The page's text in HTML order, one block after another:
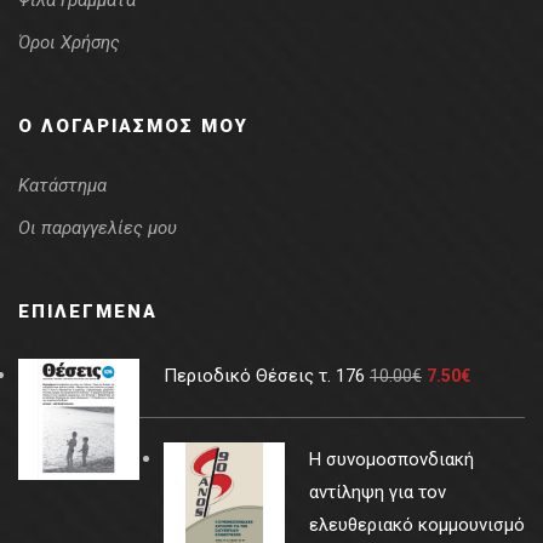
Όροι Χρήσης
Ο ΛΟΓΑΡΙΑΣΜΌΣ ΜΟΥ
Κατάστημα
Οι παραγγελίες μου
ΕΠΙΛΕΓΜΈΝΑ
Περιοδικό Θέσεις τ. 176 10.00€ 7.50€
Η συνομοσπονδιακή
αντίληψη για τον
ελευθεριακό κομμουνισμό